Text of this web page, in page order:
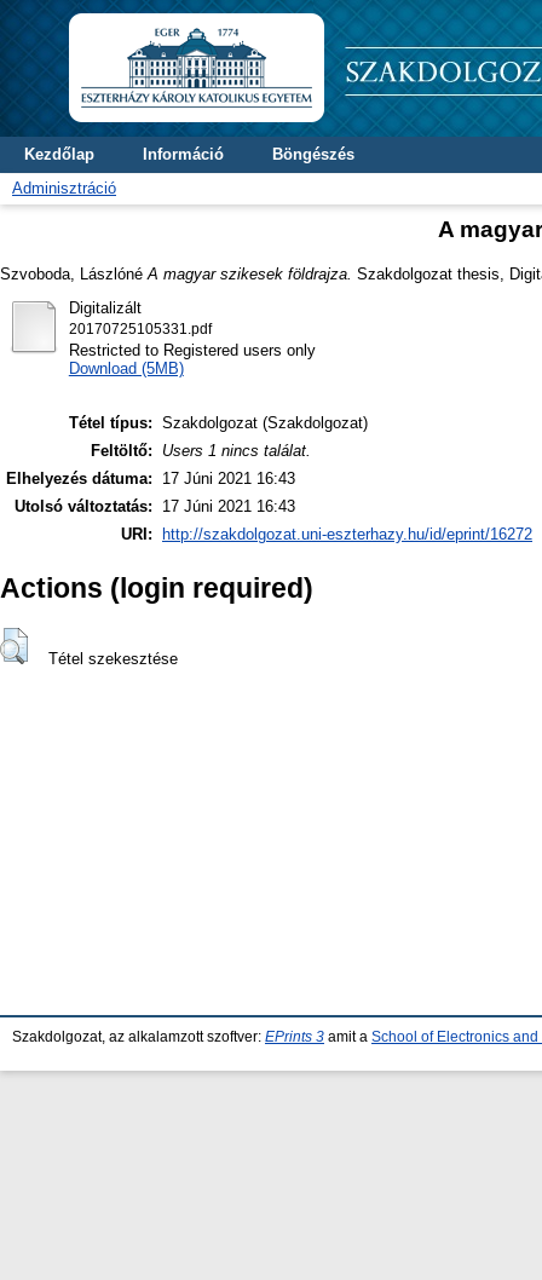
Kezdőlap Információ
Böngészés
Adminisztráció
A
Szvoboda, Lászlóné A magyar szikesek földrajza. Szakdolgozat thesis,
Digitalizált
20170725105331.pdf
Restricted to Registered users only
Download (5MB)
Tétel típus: Szakdolgozat (Szakdolgozat)
Feltöltő:
Users 1 nincs találat.
Elhelyezés dátuma:
17 Júni 2021 16:43
Utolsó változtatás:
17 Júni 2021 16:43
URI:
http://szakdolgozat.uni-eszterhazy.hu/id/eprint/16272
Actions (login required)
Tétel szekesztése
Szakdolgozat, az alkalamzott szoftver: EPrints 3 amit a School of Electronics